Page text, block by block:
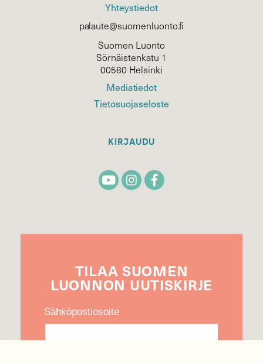
Yhteystiedot
palaute@suomenluonto.fi
Suomen Luonto
Sörnäistenkatu 1
00580 Helsinki
Mediatiedot
Tietosuojaseloste
KIRJAUDU
TILAA SUOMEN
LUONNON UUTIS­KIRJE
Sähköpostiosoite